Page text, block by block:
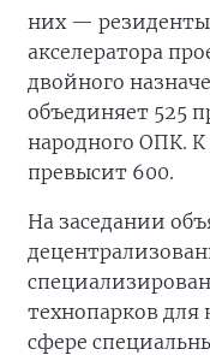
них —
акселератора
двойного
объединяет 525
народного ОПК. К
превысит 600.
На заседании
технопарков
сфере